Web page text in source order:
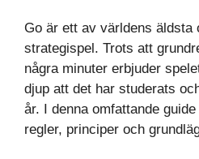
Go är ett av världens äldsta
strategispel. Trots att
några minuter erbjuder
djup att det har studerats
år. I denna omfattande
regler, principer och